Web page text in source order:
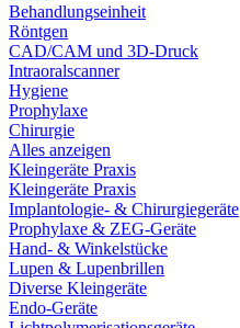
Behandlungseinheit
Röntgen
CAD/CAM und 3D-Druck
Intraoralscanner
Hygiene
Prophylaxe
Chirurgie
Alles anzeigen
Kleingeräte Praxis
Kleingeräte Praxis
Implantologie- & Chirurgiegeräte
Prophylaxe & ZEG-Geräte
Hand- & Winkelstücke
Lupen & Lupenbrillen
Diverse Kleingeräte
Endo-Geräte